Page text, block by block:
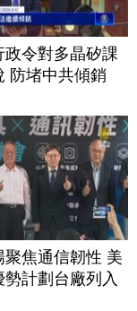
政令對多晶矽課
防堵中共傾銷
聚焦通信韌性 美
計劃台廠列入